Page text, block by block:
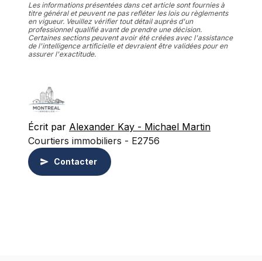
Les informations présentées dans cet article sont fournies à
titre général et peuvent ne pas refléter les lois ou règlements
en vigueur. Veuillez vérifier tout détail auprès d'un
professionnel qualifié avant de prendre une décision.
Certaines sections peuvent avoir été créées avec l'assistance
de l'intelligence artificielle et devraient être validées pour en
assurer l'exactitude.
Écrit par Alexander Kay - Michael Martin
Courtiers immobiliers - E2756
Contacter